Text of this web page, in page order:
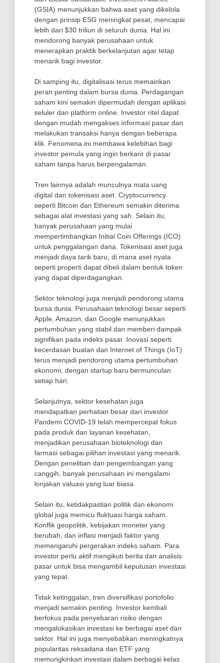
(GSIA) menunjukkan bahwa aset yang dikelola
dengan prinsip ESG meningkat pesat, mencapai
lebih dari $30 triliun di seluruh dunia. Hal ini
mendorong banyak perusahaan untuk
menerapkan praktik berkelanjutan agar tetap
menarik bagi investor.
Di samping itu, digitalisasi terus memainkan
peran penting dalam bursa dunia. Perdagangan
saham kini semakin dipermudah dengan aplikasi
seluler dan platform online. Investor ritel dapat
dengan mudah mengakses informasi pasar dan
melakukan transaksi hanya dengan beberapa
klik. Fenomena ini membawa kelebihan bagi
investor pemula yang ingin berkarir di pasar
saham tanpa harus berpengalaman.
Tren lainnya adalah munculnya mata uang
digital dan tokenisasi aset. Cryptocurrency
seperti Bitcoin dan Ethereum semakin diterima
sebagai alat investasi yang sah. Selain itu,
banyak perusahaan yang mulai
mempertimbangkan Initial Coin Offerings (ICO)
untuk penggalangan dana. Tokenisasi aset juga
menjadi daya tarik baru, di mana aset nyata
seperti properti dapat dibeli dalam bentuk token
yang dapat diperdagangkan.
Sektor teknologi juga menjadi pendorong utama
bursa dunia. Perusahaan teknologi besar seperti
Apple, Amazon, dan Google menunjukkan
pertumbuhan yang stabil dan memberi dampak
signifikan pada indeks pasar. Inovasi seperti
kecerdasan buatan dan Internet of Things (IoT)
terus menjadi pendorong utama pertumbuhan
ekonomi, dengan startup baru bermunculan
setiap hari.
Selanjutnya, sektor kesehatan juga
mendapatkan perhatian besar dari investor.
Pandemi COVID-19 telah mempercepat fokus
pada produk dan layanan kesehatan,
menjadikan perusahaan bioteknologi dan
farmasi sebagai pilihan investasi yang menarik.
Dengan penelitian dan pengembangan yang
canggih, banyak perusahaan ini mengalami
lonjakan valuasi yang luar biasa.
Selain itu, ketidakpastian politik dan ekonomi
global juga memicu fluktuasi harga saham.
Konflik geopolitik, kebijakan moneter yang
berubah, dan inflasi menjadi faktor yang
memengaruhi pergerakan indeks saham. Para
investor perlu aktif mengikuti berita dan analisis
pasar untuk bisa mengambil keputusan investasi
yang tepat.
Tidak ketinggalan, tren diversifikasi portofolio
menjadi semakin penting. Investor kembali
berfokus pada penyebaran risiko dengan
mengalokasikan investasi ke berbagai aset dan
sektor. Hal ini juga menyebabkan meningkatnya
popularitas reksadana dan ETF yang
memungkinkan investasi dalam berbagai kelas